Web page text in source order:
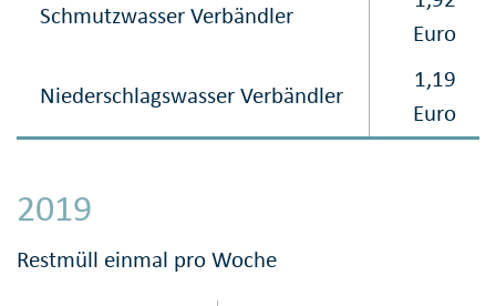
Schmutzwasser Verbändler
Euro
Niederschlagswasser Verbändler
1,19
Euro
2019
Restmüll einmal pro Woche